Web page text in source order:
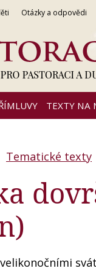
Otázky a odpovědi
TEXTY NA
Tematické texty